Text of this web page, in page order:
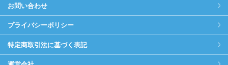
お問い合わせ
プライバシーポリシー
特定商取引法に基づく表記